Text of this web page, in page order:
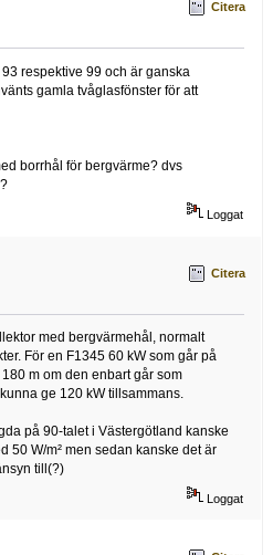
Citera
respektive 99 och är ganska
gamla tvåglasfönster för att
borrhål för bergvärme? dvs
Loggat
Citera
med bergvärmehål, normalt
För en F1345 60 kW som går på
m om den enbart går som
ge 120 kW tillsammans.
på 90-talet i Västergötland kanske
50 W/m² men sedan kanske det är
till(?)
Loggat